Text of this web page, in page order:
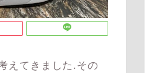
えてきました.その